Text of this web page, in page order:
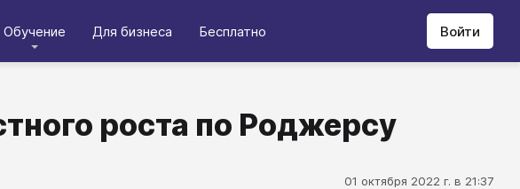
Обучение Для бизнеса Бесплатно Войти
роста по Роджерсу
01 октября 2022 г. в 21:37